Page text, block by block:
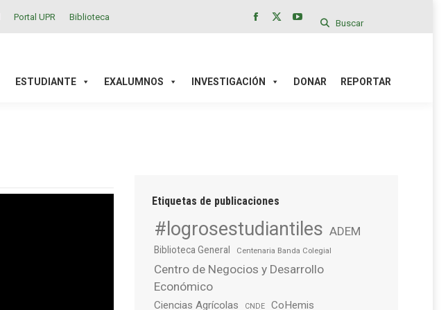
Portal UPR Biblioteca
in
in
YouTube
in
Buscar
ESTUDIANTE EXALUMNOS INVESTIGACIÓN DONAR REPORTAR
Etiquetas de publicaciones
#logrosestudiantiles ADEM
Biblioteca General Centenaria Banda Colegial
Centro de Negocios y Desarrollo
Económico
Ciencias Agrícolas CNDE CoHemis